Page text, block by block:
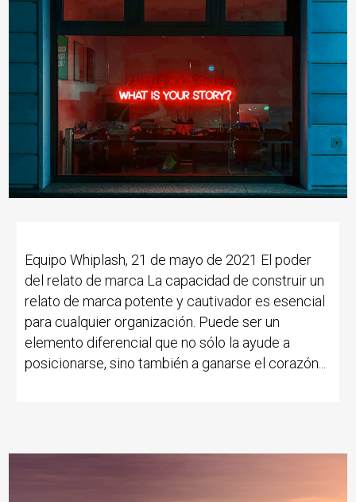
Equipo Whiplash, 21 de mayo de 2021 El poder
del relato de marca La capacidad de construir un
relato de marca potente y cautivador es esencial
para cualquier organización. Puede ser un
elemento diferencial que no sólo la ayude a
posicionarse, sino también a ganarse el corazón...